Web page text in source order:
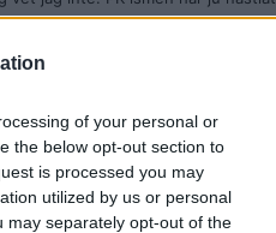
of your personal or
the below opt-out section to
is processed you may
utilized by us or personal
may separately opt-out of the
i alla fall klistermärken och
ser ut idag vet jag inte. PK ismen